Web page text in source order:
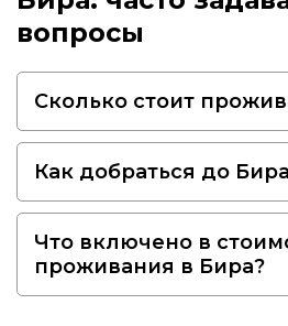
вопросы
Сколько стоит
Как добраться до
Что включено в
проживания в Бира?